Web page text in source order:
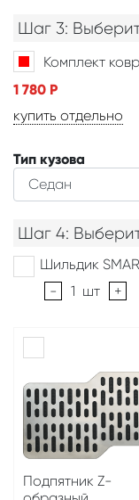
Шаг 3:
Комплект
1 780 Р
купить отдельно
Тип кузова
Шаг 4:
Шильдик
-
1 шт +
Подпятник Z-